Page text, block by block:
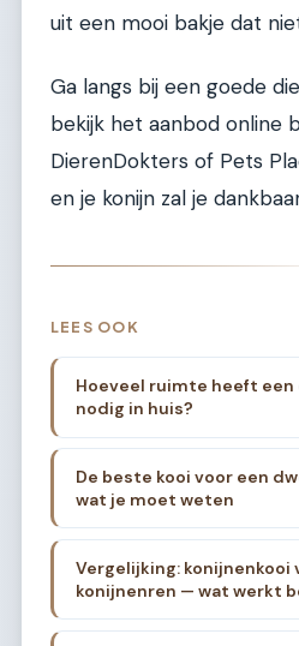
uit een mooi bakje dat
Ga langs bij een goede
bekijk het aanbod online
DierenDokters of Pets
en je konijn zal je
LEES OOK
Hoeveel ruimte heeft
nodig in huis?
De beste kooi voor een
wat je moet weten
Vergelijking: konijnenkooi
konijnenren — wat werkt
binnenshuis?